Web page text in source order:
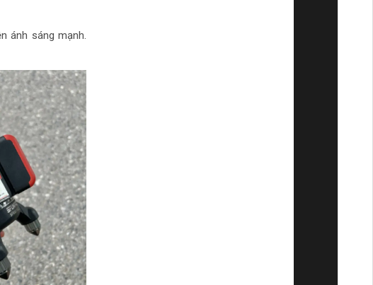
ánh sáng mạnh.